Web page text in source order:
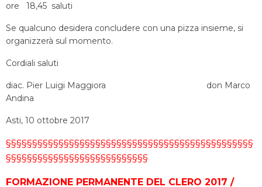
ore 18,45 saluti
Se qualcuno desidera concludere con una pizza insieme, si
organizzerà sul momento.
Cordiali saluti
diac. Pier Luigi Maggiora don Marco
Andina
Asti, 10 ottobre 2017
§§§§§§§§§§§§§§§§§§§§§§§§§§§§§§§§§§§§§§§§§§§§§§§
§§§§§§§§§§§§§§§§§§§§§§§§§§§
FORMAZIONE PERMANENTE DEL CLERO 2017 /